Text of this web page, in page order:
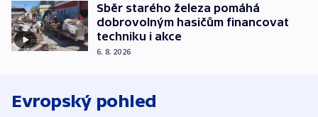
Sběr starého železa pomáhá
dobrovolným hasičům financovat
techniku i akce
6. 8. 2026
Evropský pohled